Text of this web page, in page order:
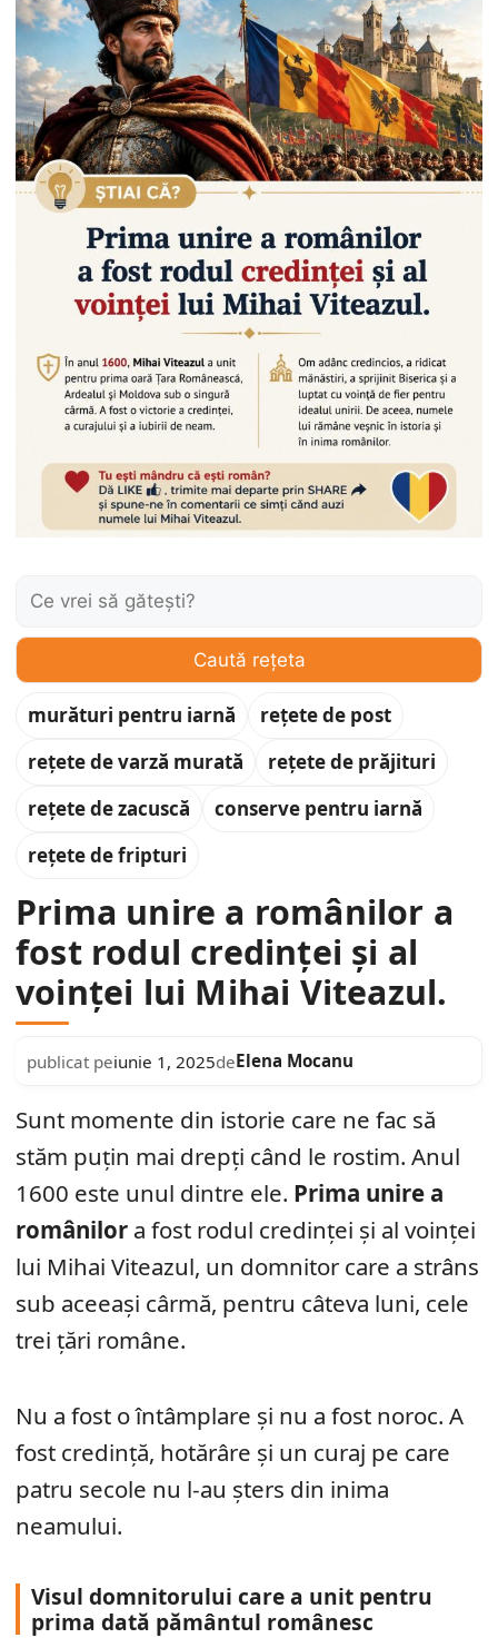
Caută:
Caută rețeta
murături pentru iarnă
rețete de post
rețete de varză murată
rețete de prăjituri
rețete de zacuscă
conserve pentru iarnă
rețete de fripturi
Prima unire a românilor a
fost rodul credinței și al
voinței lui Mihai Viteazul.
publicat peiunie 1, 2025deElena Mocanu
Sunt momente din istorie care ne fac să
stăm puțin mai drepți când le rostim. Anul
1600 este unul dintre ele. Prima unire a
românilor a fost rodul credinței și al voinței
lui Mihai Viteazul, un domnitor care a strâns
sub aceeași cârmă, pentru câteva luni, cele
trei țări române.
Nu a fost o întâmplare și nu a fost noroc. A
fost credință, hotărâre și un curaj pe care
patru secole nu l-au șters din inima
neamului.
Visul domnitorului care a unit pentru
prima dată pământul românesc